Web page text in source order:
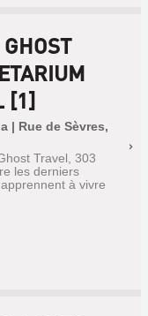
[1]
| Rue de Sèvres,
Travel, 303
les derniers
à vivre